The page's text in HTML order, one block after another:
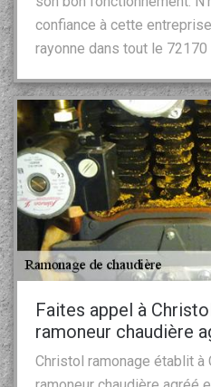
confiance à cette
rayonne dans tout le 72170
Faites appel à
ramoneur chaudière
Christol ramonage établit à